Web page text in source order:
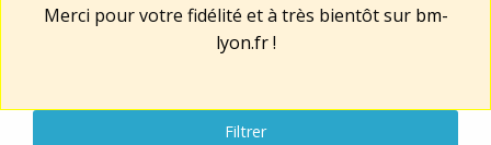
Merci pour votre fidélité et à très bientôt sur bm-
lyon.fr!
Filtrer